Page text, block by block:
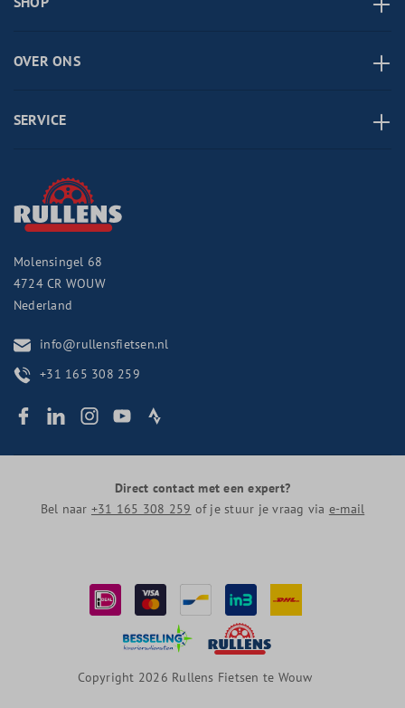
OVER ONS
SERVICE
Molensingel 68
4724 CR WOUW
Nederland
info@rullensfietsen.nl
+31 165 308 259
Direct contact met een expert?
Bel naar +31 165 308 259 of je stuur je vraag via e-mail
Copyright 2026 Rullens Fietsen te Wouw